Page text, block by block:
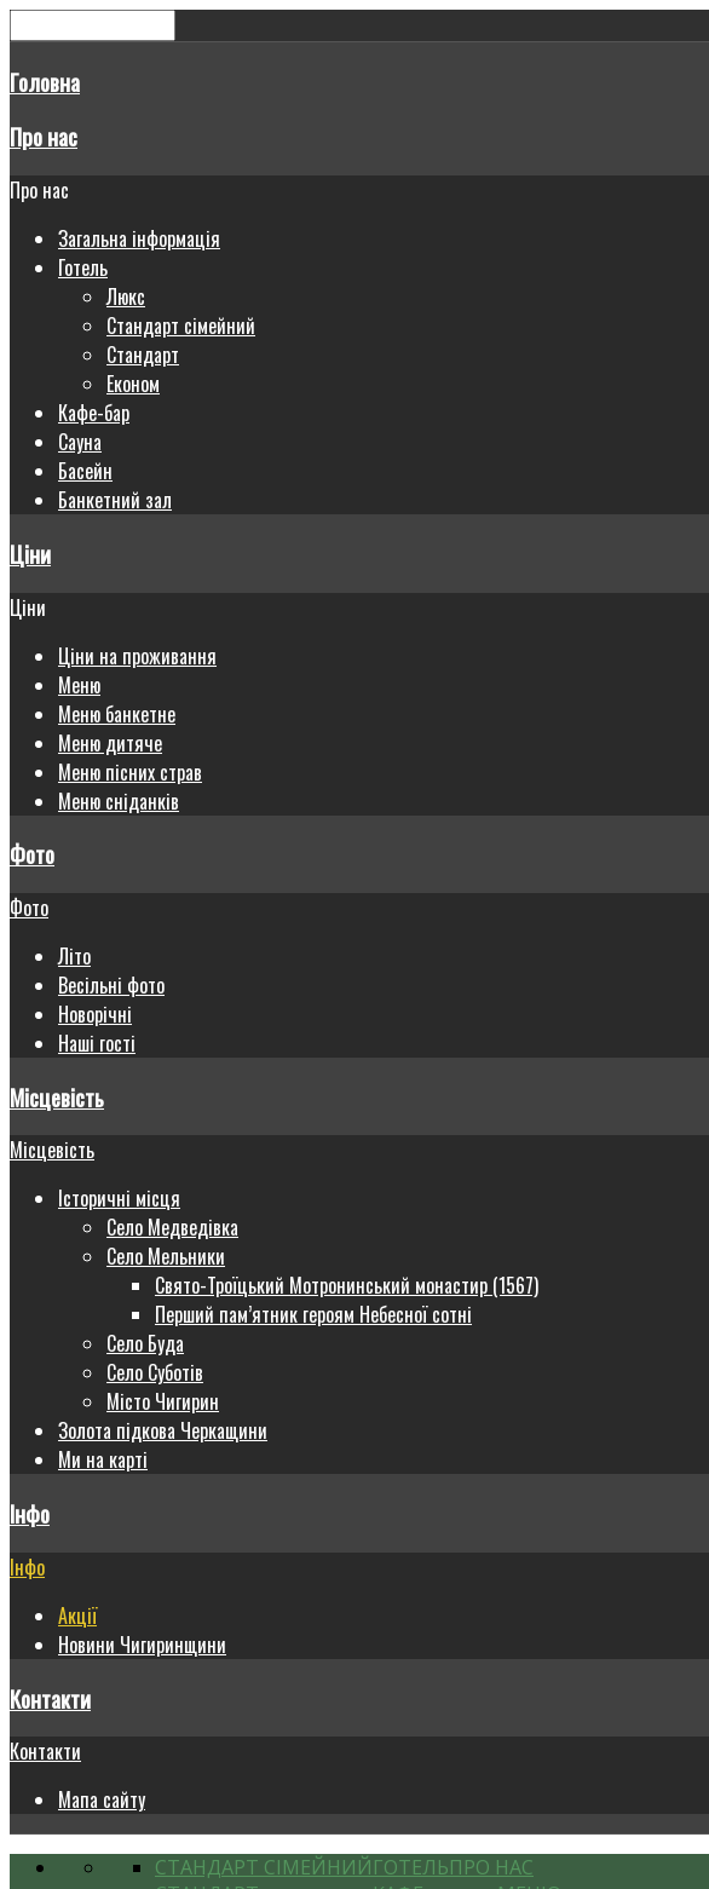
Головна
Про нас
Про нас
Загальна інформація
Готель
Люкс
Стандарт сімейний
Стандарт
Економ
Кафе-бар
Сауна
Басейн
Банкетний зал
Ціни
Ціни
Ціни на проживання
Меню
Меню банкетне
Меню дитяче
Меню пісних страв
Меню сніданків
Фото
Фото
Літо
Весільні фото
Новорічні
Наші гості
Місцевість
Місцевість
Історичні місця
Село Медведівка
Село Мельники
Свято-Троїцький Мотронинський монастир (1567)
Перший пам’ятник героям Небесної сотні
Село Буда
Село Суботів
Місто Чигирин
Золота підкова Черкащини
Ми на карті
Інфо
Інфо
Акції
Новини Чигиринщини
Контакти
Контакти
Мапа сайту
ПРО НАС
ГОТЕЛЬ
СТАНДАРТ СІМЕЙНИЙ